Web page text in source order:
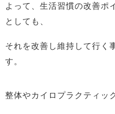
よって、生活習慣の改善ポ
としても、
それを改善し維持して行く
す。
整体やカイロプラクティッ